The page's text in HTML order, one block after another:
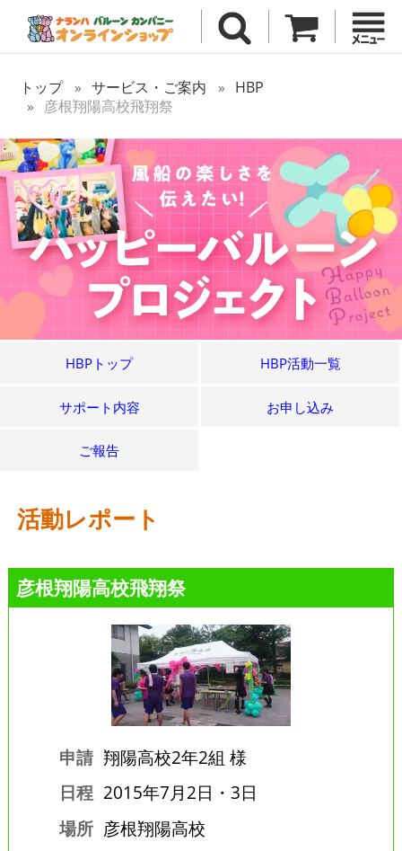
トップ サービス・ご案内
HBP
彦根翔陽高校飛翔祭
HBPトップ HBP活動一覧
サポート内容 お申し込み
ご報告
活動レポート
彦根翔陽高校飛翔祭
申請 翔陽高校2年2組 様
日程 2015年7月2日・3日
場所 彦根翔陽高校